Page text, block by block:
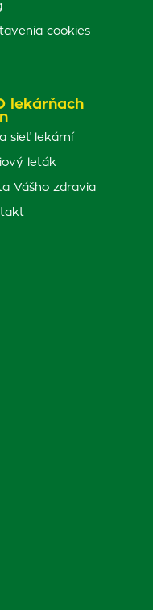
cookies
lekárňach
sieť lekární
leták
Vášho zdravia